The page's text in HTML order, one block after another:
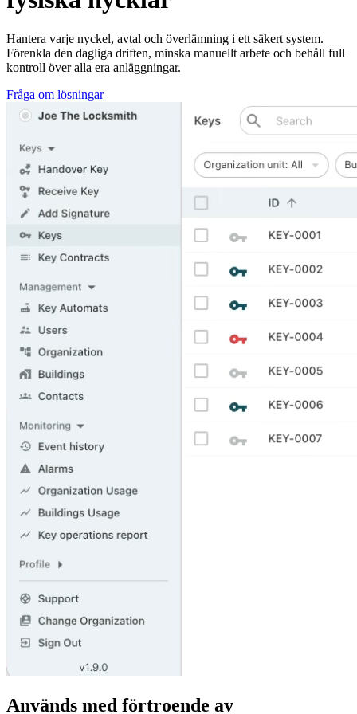
Hantera varje nyckel, avtal och överlämning i ett säkert system.
Förenkla den dagliga driften, minska manuellt arbete och behåll full
kontroll över alla era anläggningar.
Fråga om lösningar
Används med förtroende av